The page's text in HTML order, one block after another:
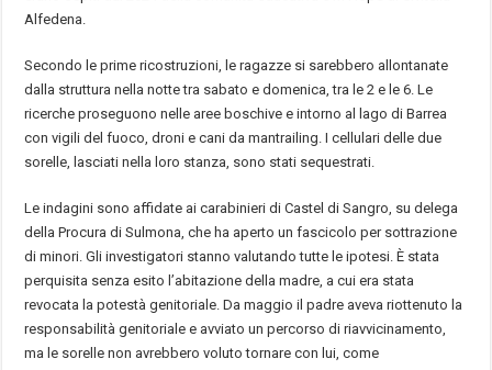
Alfedena.
Secondo le prime ricostruzioni, le ragazze si sarebbero allontanate
dalla struttura nella notte tra sabato e domenica, tra le 2 e le 6. Le
ricerche proseguono nelle aree boschive e intorno al lago di Barrea
con vigili del fuoco, droni e cani da mantrailing. I cellulari delle due
sorelle, lasciati nella loro stanza, sono stati sequestrati.
Le indagini sono affidate ai carabinieri di Castel di Sangro, su delega
della Procura di Sulmona, che ha aperto un fascicolo per sottrazione
di minori. Gli investigatori stanno valutando tutte le ipotesi. È stata
perquisita senza esito l’abitazione della madre, a cui era stata
revocata la potestà genitoriale. Da maggio il padre aveva riottenuto la
responsabilità genitoriale e avviato un percorso di riavvicinamento,
ma le sorelle non avrebbero voluto tornare con lui, come